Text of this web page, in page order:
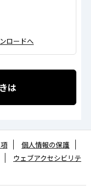
ロードへ
は
個人情報の保護
ウェブアクセシビリテ